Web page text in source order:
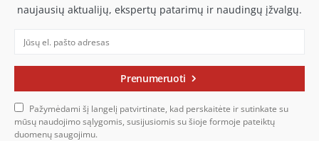
naujausių aktualijų, ekspertų patarimų ir naudingų įžvalgų.
Prenumeruoti
Pažymėdami šį langelį patvirtinate, kad perskaitėte ir sutinkate su
mūsų naudojimo sąlygomis, susijusiomis su šioje formoje pateiktų
duomenų saugojimu.